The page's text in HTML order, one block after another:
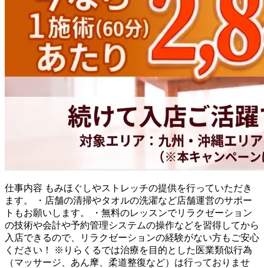
仕事内容 もみほぐしやストレッチの提供を行っていただき
ます。 ・店舗の清掃やタオルの洗濯など店舗運営のサポー
トもお願いします。 ・無料のレッスンでリラクゼーション
の技術や会計や予約管理システムの操作などを習得してから
入店できるので、リラクゼーションの経験がない方もご安心
ください！ ※りらくるでは治療を目的とした医業類似行為
（マッサージ、あん摩、柔道整復など）は行っておりませ